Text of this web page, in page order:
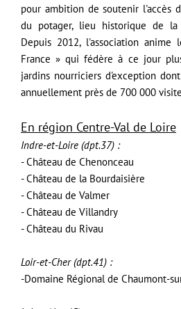
pour ambition de soutenir l'accès
du potager, lieu historique de la
Depuis 2012, l'association anime
France » qui fédère à ce jour
jardins nourriciers d'exception
annuellement près de 700 000
En région Centre-Val de Loire
Indre-et-Loire (dpt.37) :
- Château de Chenonceau
- Château de la Bourdaisière
- Château de Valmer
- Château de Villandry
- Château du Rivau
Loir-et-Cher (dpt.41) :
-Domaine Régional de Chaumont-